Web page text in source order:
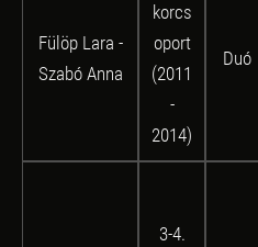
Fülöp Lara -
Szabó Anna
korcs
oport
(2011
-
2014)
Duó
3-4.